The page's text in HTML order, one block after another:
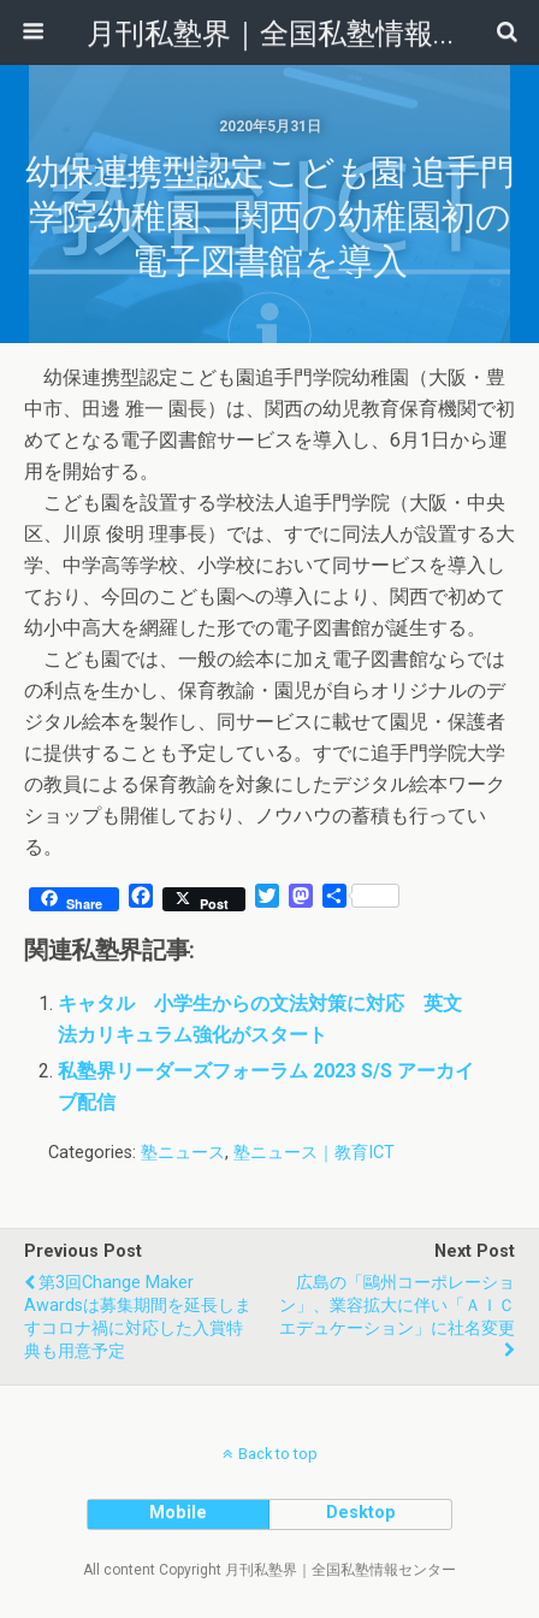
月刊私塾界｜全国私塾情報センター
2020年5月31日
幼保連携型認定こども園 追手門
学院幼稚園、関西の幼稚園初の
電子図書館を導入
幼保連携型認定こども園追手門学院幼稚園（大阪・豊
中市、田邊 雅一 園長）は、関西の幼児教育保育機関で初
めてとなる電子図書館サービスを導入し、6月1日から運
用を開始する。
こども園を設置する学校法人追手門学院（大阪・中央
区、川原 俊明 理事長）では、すでに同法人が設置する大
学、中学高等学校、小学校において同サービスを導入し
ており、今回のこども園への導入により、関西で初めて
幼小中高大を網羅した形での電子図書館が誕生する。
こども園では、一般の絵本に加え電子図書館ならでは
の利点を生かし、保育教諭・園児が自らオリジナルのデ
ジタル絵本を製作し、同サービスに載せて園児・保護者
に提供することも予定している。すでに追手門学院大学
の教員による保育教諭を対象にしたデジタル絵本ワーク
ショップも開催しており、ノウハウの蓄積も行ってい
る。
Share
F
c
e
b
o
o
k
Post
t
e
r
M
o
d
o
n
共
関連私塾界記事:
キャタル 小学生からの文法対策に対応 英文
法カリキュラム強化がスタート
私塾界リーダーズフォーラム 2023 S/S アーカイ
ブ配信
Categories: 塾ニュース, 塾ニュース｜教育ICT
Previous Post
第3回Change Maker
Awardsは募集期間を延長しま
すコロナ禍に対応した入賞特
典も用意予定
Next Post
広島の「鷗州コーポレーショ
ン」、業容拡大に伴い「ＡＩＣ
エデュケーション」に社名変更
Back to top
Mobile Desktop
All content Copyright 月刊私塾界｜全国私塾情報センター